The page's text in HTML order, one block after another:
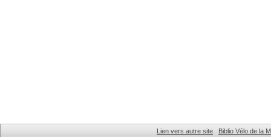
Lien vers autre site Biblio Vélo de la